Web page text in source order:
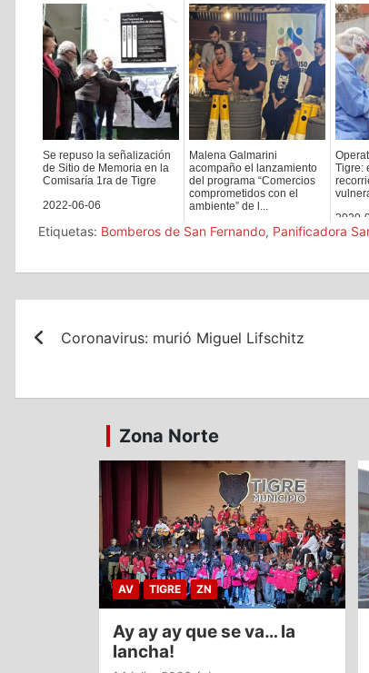
Se repuso la señalización
de Sitio de Memoria en la
Comisaría 1ra de Tigre
2022-06-06
Malena Galmarini
acompaño el lanzamiento
del programa “Comercios
comprometidos con el
ambiente” de l...
2023-03-28
Tigre:
2020-
Etiquetas: Bomberos de San Fernando, Panificadora
de
Coronavirus: murió Miguel Lifschitz
Zona Norte
AV TIGRE ZN
Ay ay ay que se va… la
lancha!